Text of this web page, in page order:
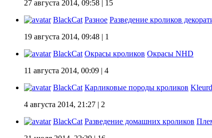
27 августа 2014, 09:58 | 15
BlackCat Разное Разведение кроликов
19 августа 2014, 09:48 | 1
BlackCat Окрасы кроликов Окрасы NHD
11 августа 2014, 00:09 | 4
BlackCat Карликовые породы кроликов
4 августа 2014, 21:27 | 2
BlackCat Разведение домашних кроликов